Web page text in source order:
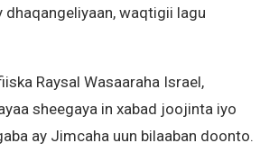
dhaqangeliyaan, waqtigii lagu
Raysal Wasaaraha Israel,
sheegaya in xabad joojinta iyo
ay Jimcaha uun bilaaban doonto.